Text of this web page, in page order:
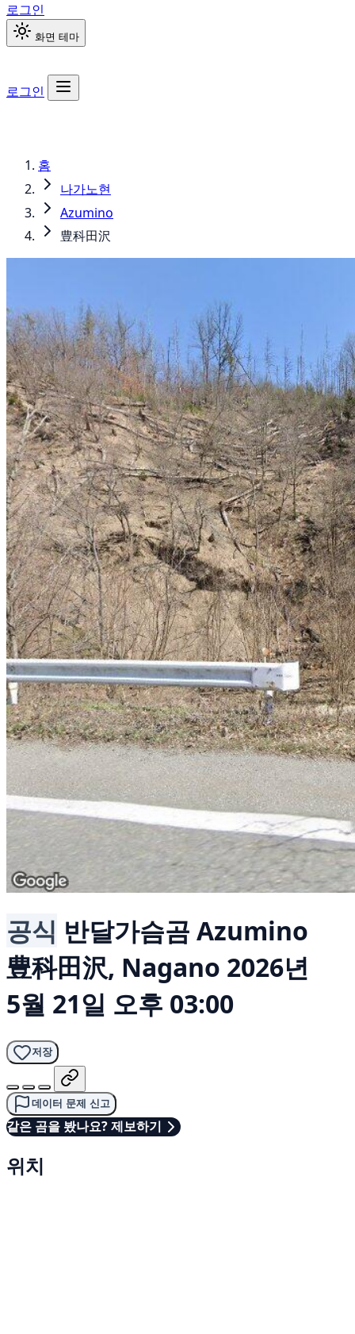
로그인
화면 테마
로그인
홈
나가노현
Azumino
豊科田沢
공식 반달가슴곰 Azumino
豊科田沢, Nagano 2026년
5월 21일 오후 03:00
저장
데이터 문제 신고
같은 곰을 봤나요? 제보하기
위치